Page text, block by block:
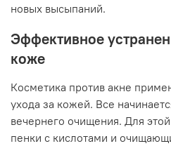
новых высыпаний.
Эффективное
коже
Косметика против акне
ухода за кожей. Все
вечернего очищения. Для
пенки с кислотами и